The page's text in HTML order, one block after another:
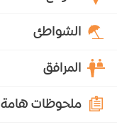
الشواطئ
المرافق
ملحوظات هامة